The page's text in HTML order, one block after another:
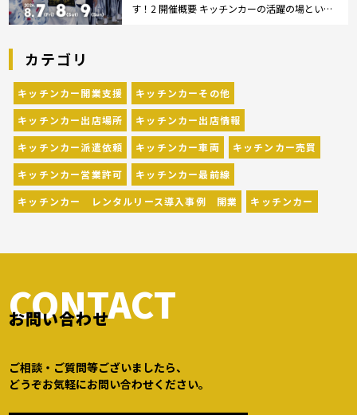
す！2 開催概要 キッチンカーの活躍の場といえ
カテゴリ
キッチンカー開業支援
キッチンカーその他
キッチンカー出店場所
キッチンカー出店情報
キッチンカー派遣依頼
キッチンカー車両
キッチンカー売買
キッチンカー営業許可
キッチンカー最前線
キッチンカー レンタルリース導入事例 開業
キッチンカー
CONTACT
お問い合わせ
ご相談・ご質問等ございましたら、
どうぞお気軽にお問い合わせください。